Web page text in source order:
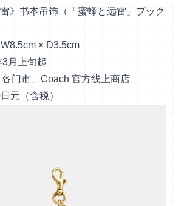
》书本吊饰（「蜜蜂と远雷」ブック
× D3.5cm
月上旬起
门市、Coach 官方线上商店
元（含税）